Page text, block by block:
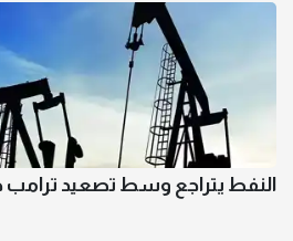
النفط يتراجع وسط تصعيد ترامب